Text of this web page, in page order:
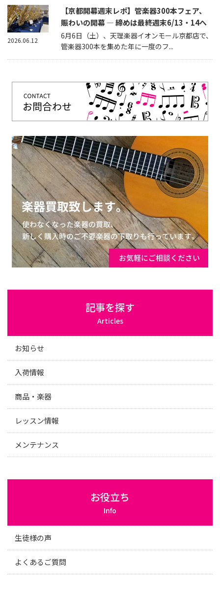
【京都開幕週末レポ】管楽器300本フェア、
賑わいの開幕 — 締めは最終週末6/13・14へ
6月6日（土）、天理楽器イオンモール京都店で、
管楽器300本を集めた年に一度のフ...
2026.06.12
記事を探す
Articles
お知らせ
入荷情報
商品・楽器
レッスン情報
メンテナンス
お役立ち
Info
生徒様の声
よくあるご質問